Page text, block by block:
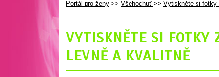
Portál pro ženy >> Všehochuť >> Vytiskněte si fotky
VYTISKNĚTE SI FOTKY
LEVNĚ A KVALITNĚ